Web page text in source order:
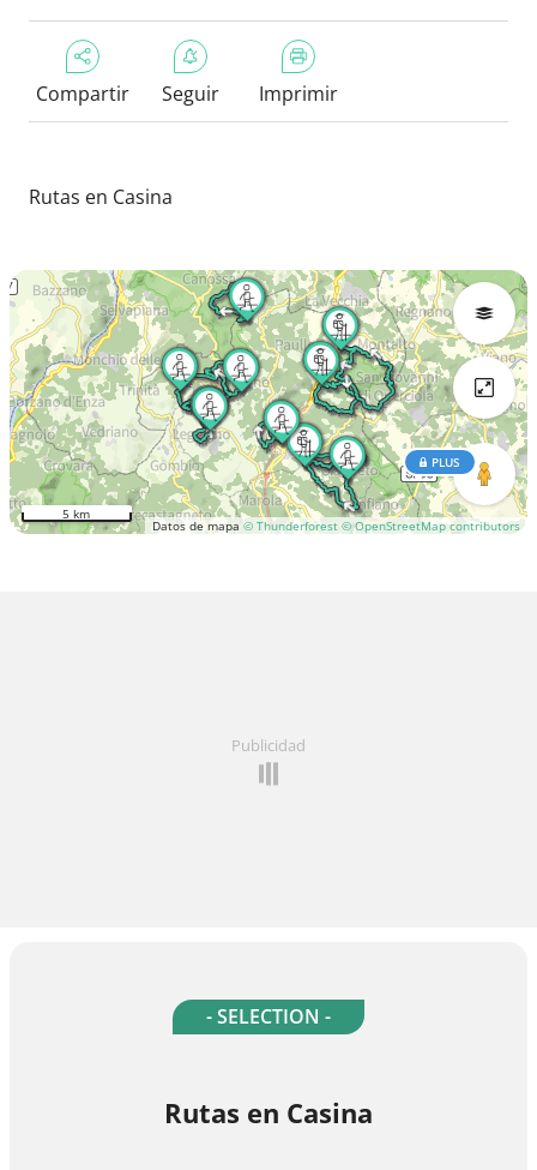
Compartir Seguir Imprimir
Rutas en Casina
Datos de mapa © Thunderforest © OpenStreetMap contributors
PLUS
5 km
Publicidad
- SELECTION -
Rutas en Casina